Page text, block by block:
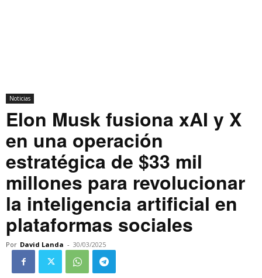
Noticias
Elon Musk fusiona xAI y X
en una operación
estratégica de $33 mil
millones para revolucionar
la inteligencia artificial en
plataformas sociales
Por David Landa - 30/03/2025